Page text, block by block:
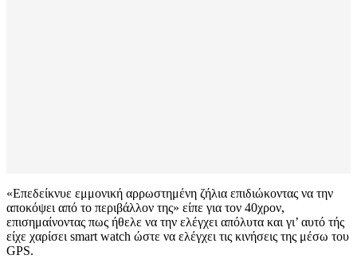
«Επεδείκνυε εμμονική αρρωστημένη ζήλια επιδιώκοντας να την
αποκόψει από το περιβάλλον της» είπε για τον 40χρον,
επισημαίνοντας πως ήθελε να την ελέγχει απόλυτα και γι’ αυτό τής
είχε χαρίσει smart watch ώστε να ελέγχει τις κινήσεις της μέσω του
GPS.